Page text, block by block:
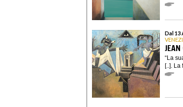
Dal 13
JEAN
“La
[..]. La